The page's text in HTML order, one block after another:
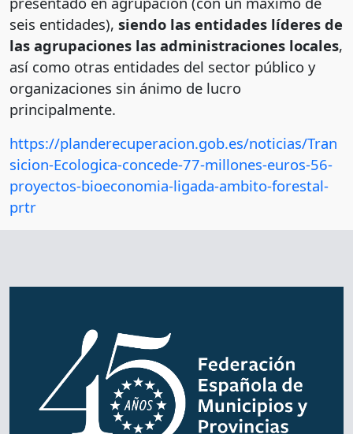
seis entidades), siendo las entidades líderes de
las agrupaciones las administraciones locales,
así como otras entidades del sector público y
organizaciones sin ánimo de lucro
principalmente.
https://planderecuperacion.gob.es/noticias/Tran
sicion-Ecologica-concede-77-millones-euros-56-
proyectos-bioeconomia-ligada-ambito-forestal-
prtr